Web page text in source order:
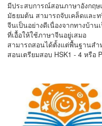
มีประสบการณ์สอนภาษาอังกฤ
มัธยมต้น สามารถจับเคล็ดและ
จีนเป็นอย่างดีเนื่องจากทางบ้า
ที่เอื้อให้ใช้ภาษาจีนอยู่เสมอ
สามารถสอนได้ตั้งแต่พื้นฐานสำ
สอนเตรียมสอบ HSK1 - 4 หรือ